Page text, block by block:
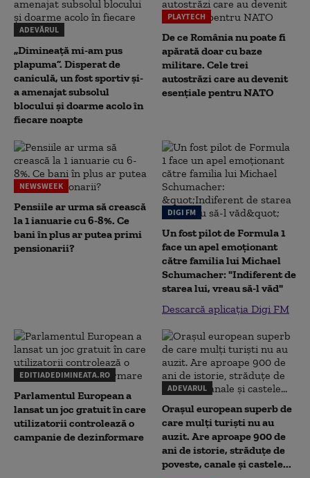
ADEVĂRUL
„Dimineață mi-am pus
plapuma”. Disperat de
caniculă, un fost sportiv și-
a amenajat subsolul
blocului și doarme acolo în
fiecare noapte
PLAYTECH
De ce România nu poate fi
apărată doar cu baze
militare. Cele trei
autostrăzi care au devenit
esențiale pentru NATO
NEWSWEEK
Pensiile ar urma să crească
la 1 ianuarie cu 6-8%. Ce
bani în plus ar putea primi
pensionarii?
DIGI FM
Un fost pilot de Formula 1
face un apel emoționant
către familia lui Michael
Schumacher: "Indiferent de
starea lui, vreau să-l văd"
Descarcă aplicația Digi FM
EDITIADEDIMINEATA.RO
Parlamentul European a
lansat un joc gratuit în care
utilizatorii controlează o
campanie de dezinformare
ADEVARUL
Orașul european superb de
care mulți turiști nu au
auzit. Are aproape 900 de
ani de istorie, străduțe de
poveste, canale și castele...